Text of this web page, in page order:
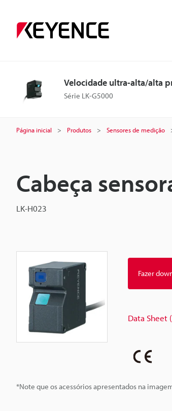
Velocidade ultra-alta/alta
Série LK-G5000
Página inicial Produtos Sensores de medição
Cabeça
LK-H023
*Note que os acessórios apresentados na
Fazer
Data Sheet